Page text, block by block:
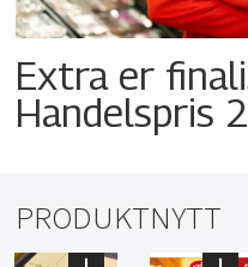
Extra er
Handelspris
PRODUKTNYTT